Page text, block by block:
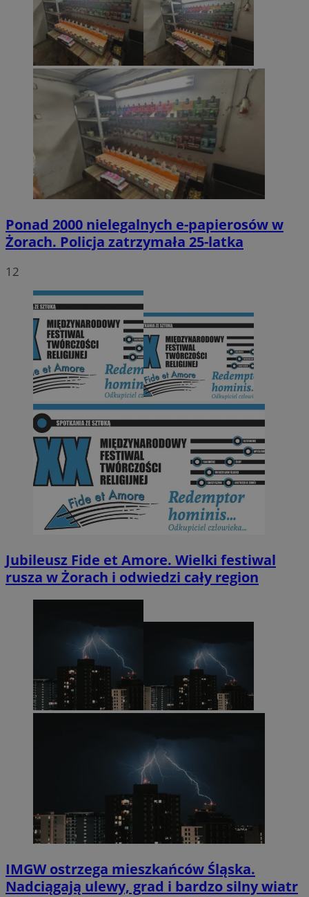
Ponad 2000 nielegalnych e-papierosów w
Żorach. Policja zatrzymała 25-latka
12
Jubileusz Fide et Amore. Wielki festiwal
rusza w Żorach i odwiedzi cały region
IMGW ostrzega mieszkańców Śląska.
Nadciągają ulewy, grad i bardzo silny wiatr